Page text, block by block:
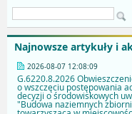
Najnowsze artykuły i
2026-08-07 12:08:09
G.6220.8.2026
o wszczęciu postępowania
decyzji o środowiskowych
"Budowa naziemnych